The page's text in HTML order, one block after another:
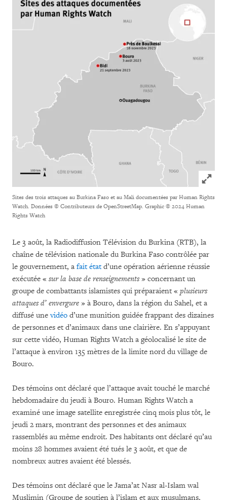
Click
Sites des trois attaques au Burkina Faso et au Mali documentées par Human Rights
Watch. Données © Contributeurs de OpenStreetMap. Graphic © 2024 Human
Rights Watch
Le 3 août, la Radiodiffusion Télévision du Burkina (RTB), la
chaîne de télévision nationale du Burkina Faso contrôlée par
le gouvernement, a fait étatd’une opération aérienne réussie
exécutée « sur la base de renseignements» concernant un
groupe de combattants islamistes qui préparaient « plusieurs
attaques d’ envergure » à Bouro, dans la région du Sahel, et a
diffusé unevidéo d’une munition guidée frappant des dizaines
de personnes et d’animaux dans une clairière. En s’appuyant
sur cette vidéo, Human Rights Watch a géolocalisé le site de
l’attaque à environ 135 mètres de la limite nord du village de
Bouro.
Des témoins ont déclaré que l’attaque avait touché le marché
hebdomadaire du jeudi à Bouro. Human Rights Watch a
examiné une image satellite enregistrée cinq mois plus tôt, le
jeudi 2 mars, montrant des personnes et des animaux
rassemblés au même endroit. Des habitants ont déclaré qu’au
moins 28 hommes avaient été tués le 3 août, et que de
nombreux autres avaient été blessés.
Des témoins ont déclaré que le Jama’at Nasr al-Islam wal
Muslimin (Groupe de soutien à l’islam et aux musulmans,